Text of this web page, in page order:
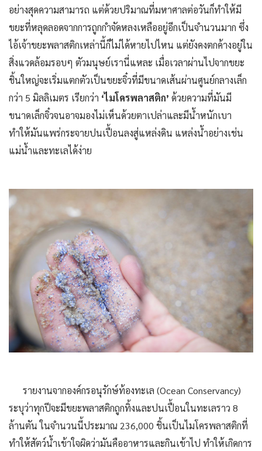
อย่างสุดความสามารถ แต่ด้วยปริมาณที่มหาศาลต่อวันก็ทำให้มี
ขยะที่หลุดลอดจากการถูกกำจัดหลงเหลืออยู่อีกเป็นจำนวนมาก ซึ่ง
ไอ้เจ้าขยะพลาสติกเหล่านี้ก็ไม่ได้หายไปไหน แต่ยังคงตกค้างอยู่ใน
สิ่งแวดล้อมรอบๆ ตัวมนุษย์เรานี่แหละ เมื่อเวลาผ่านไปจากขยะ
ชิ้นใหญ่จะเริ่มแตกตัวเป็นขยะจิ๋วที่มีขนาดเส้นผ่านศูนย์กลางเล็ก
กว่า 5 มิลลิเมตร เรียกว่า ‘ไมโครพลาสติก’ ด้วยความที่มันมี
ขนาดเล็กจิ๋วจนอาจมองไม่เห็นด้วยตาเปล่าและมีน้ำหนักเบา
ทำให้มันแพร่กระจายปนเปื้อนลงสู่แหล่งดิน แหล่งน้ำอย่างเช่น
แม่น้ำและทะเลได้ง่าย
รายงานจากองค์กรอนุรักษ์ท้องทะเล (Ocean Conservancy)
ระบุว่าทุกปีจะมีขยะพลาสติกถูกทิ้งและปนเปื้อนในทะเลราว 8
ล้านตัน ในจำนวนนี้ประมาณ 236,000 ชิ้นเป็นไมโครพลาสติกที่
ทำให้สัตว์น้ำเข้าใจผิดว่ามันคืออาหารและกินเข้าไป ทำให้เกิดการ